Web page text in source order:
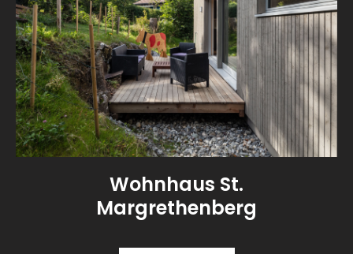
Wohnhaus St.
Margrethenberg